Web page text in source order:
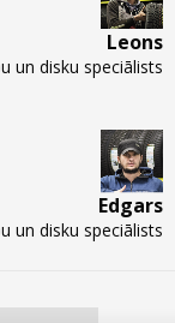
Leons
un disku speciālists
Edgars
un disku speciālists